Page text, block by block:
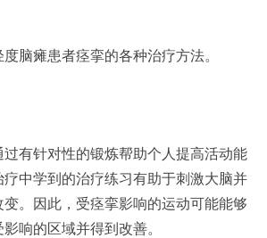
脑瘫患者痉挛的各种治疗方法。
有针对性的锻炼帮助个人提高活动能
中学到的治疗练习有助于刺激大脑并
。因此，受痉挛影响的运动可能能够
响的区域并得到改善。